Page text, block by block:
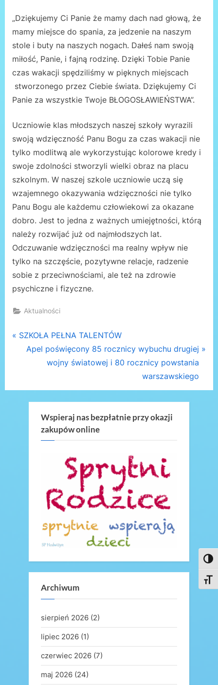
„Dziękujemy Ci Panie że mamy dach nad głową, że
mamy miejsce do spania, za jedzenie na naszym
stole i buty na naszych nogach. Dałeś nam swoją
miłość, Panie, i fajną rodzinę. Dzięki Tobie Panie
czas wakacji spędziliśmy w pięknych miejscach
stworzonego przez Ciebie świata. Dziękujemy Ci
Panie za wszystkie Twoje BŁOGOSŁAWIEŃSTWA”.
Uczniowie klas młodszych naszej szkoły wyrazili
swoją wdzięczność Panu Bogu za czas wakacji nie
tylko modlitwą ale wykorzystując kolorowe kredy i
swoje zdolności stworzyli wielki obraz na placu
szkolnym. W naszej szkole uczniowie uczą się
wzajemnego okazywania wdzięczności nie tylko
Panu Bogu ale każdemu człowiekowi za okazane
dobro. Jest to jedna z ważnych umiejętności, którą
należy rozwijać już od najmłodszych lat.
Odczuwanie wdzięczności ma realny wpływ nie
tylko na szczęście, pozytywne relacje, radzenie
sobie z przeciwnościami, ale też na zdrowie
psychiczne i fizyczne.
Aktualności
Nawigacja
wpisu
P
i
SZKOŁA PEŁNA TALENTÓW
N
t
P
Apel poświęcony 85 rocznicy wybuchu drugiej
wojny światowej i 80 rocznicy powstania
warszawskiego
Wspieraj nas bezpłatnie przy okazji
zakupów online
Archiwum
sierpień 2026 (2)
lipiec 2026 (1)
czerwiec 2026 (7)
maj 2026 (24)